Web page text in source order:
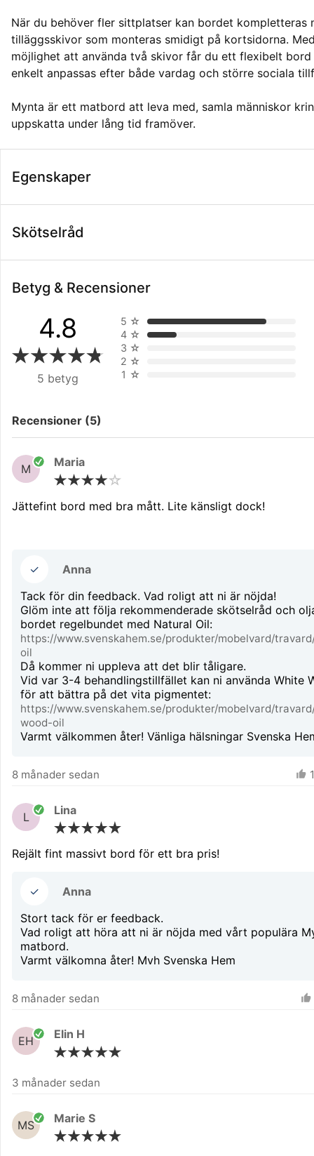
När du behöver fler sittplatser kan bordet kompletteras
tilläggsskivor som monteras smidigt på kortsidorna.
möjlighet att använda två skivor får du ett flexibelt bord
enkelt anpassas efter både vardag och större sociala
Mynta är ett matbord att leva med, samla människor
uppskatta under lång tid framöver.
Egenskaper
Skötselråd
Betyg & Recensioner
4.8
5 betyg
5 ☆
4 ☆
3 ☆
2 ☆
1 ☆
Recensioner (5)
M Maria
Jättefint bord med bra mått. Lite känsligt dock!
✓
Anna
Tack för din feedback. Vad roligt att ni är nöjda!
Glöm inte att följa rekommenderade skötselråd och
https://www.svenskahem.se/produkter/mobelvard/
oil
Då kommer ni uppleva att det blir tåligare.
Vid var 3-4 behandlingstillfället kan ni använda White
https://www.svenskahem.se/produkter/mobelvard/
wood-oil
Varmt välkommen åter! Vänliga hälsningar Svenska
8 månader sedan 1
L Lina
Rejält fint massivt bord för ett bra pris!
✓
Anna
Stort tack för er feedback.
Vad roligt att höra att ni är nöjda med vårt populära
matbord.
Varmt välkomna åter! Mvh Svenska Hem
8 månader sedan
EH Elin H
3 månader sedan
MS Marie S